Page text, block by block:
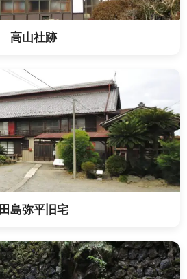
高山社跡
田島弥平旧宅